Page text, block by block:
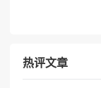
热评文章